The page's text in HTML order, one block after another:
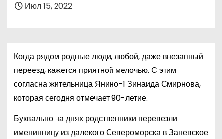
Июл 15, 2022
Когда рядом родные люди, любой, даже внезапный
переезд, кажется приятной мелочью. С этим
согласна жительница Янино-1 Зинаида Смирнова,
которая сегодня отмечает 90-летие.
Буквально на днях родственники перевезли
именинницу из далекого Североморска в Заневское